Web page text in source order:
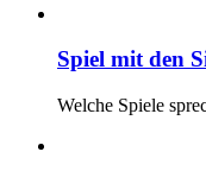
Spiel mit den
Welche Spiele